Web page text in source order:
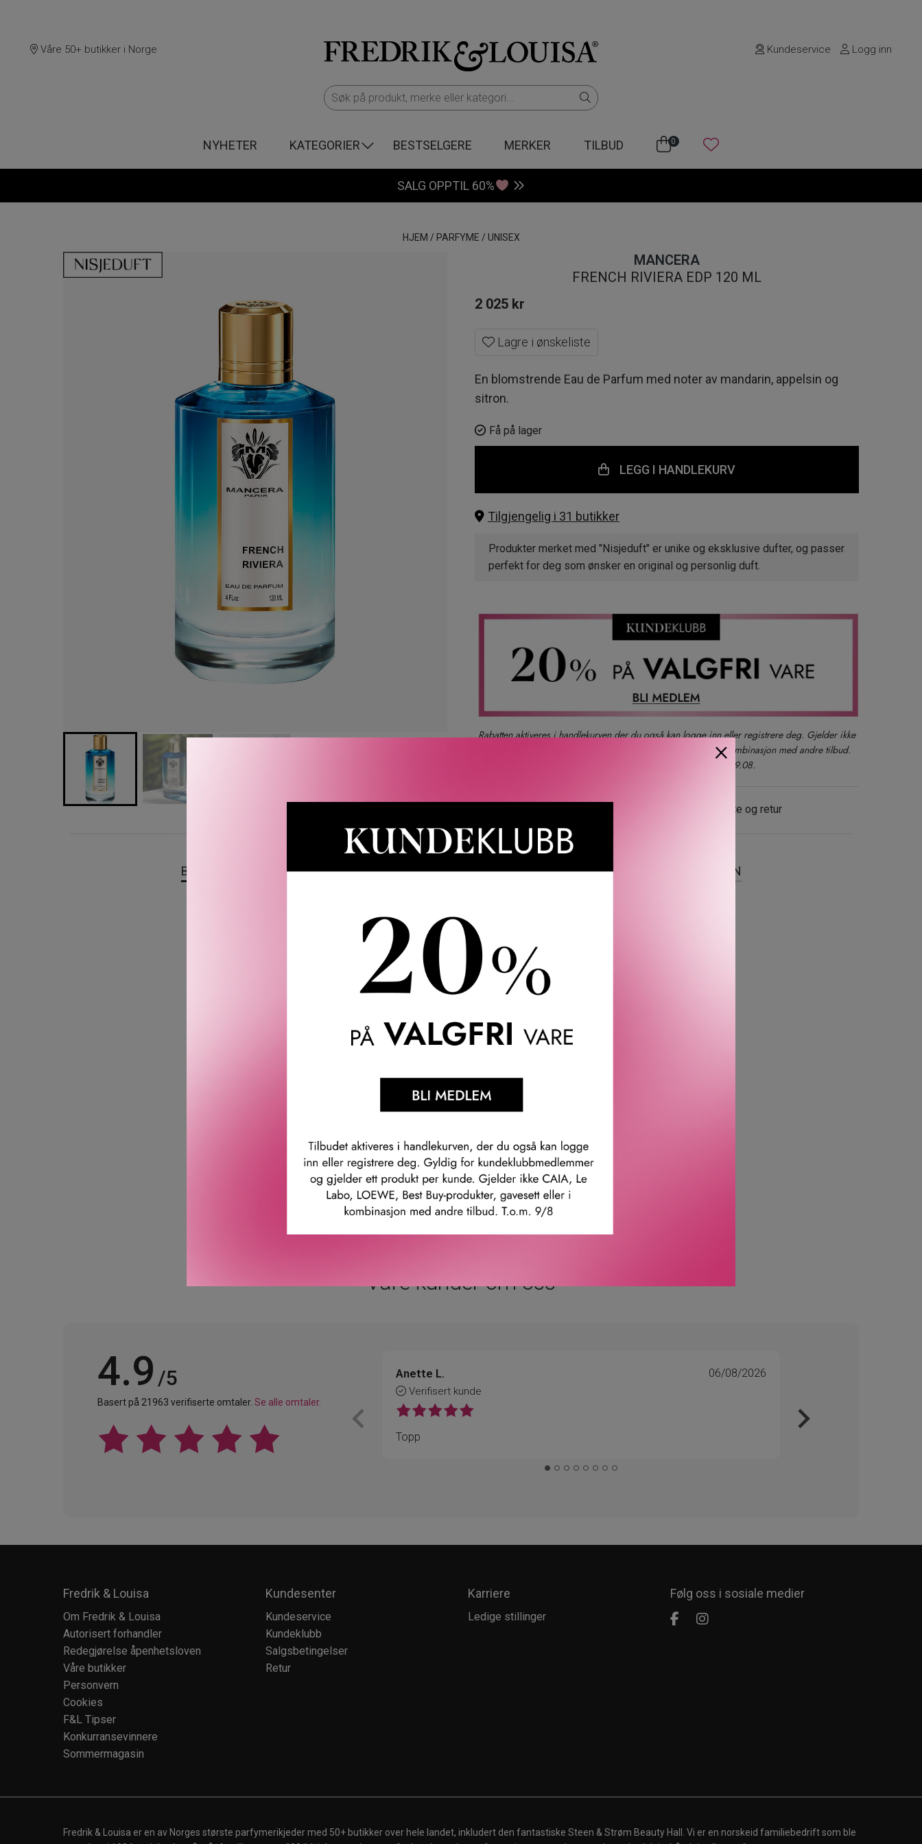
Våre 50+ butikker i Norge Kundeservice Logg inn
NYHETER KATEGORIER BESTSELGERE MERKER TILBUD 0
SALG OPPTIL 60%
HJEM / PARFYME / UNISEX
MANCERA
FRENCH RIVIERA EDP 120 ML
2 025 kr
Lagre i ønskeliste
En blomstrende Eau de Parfum med noter av mandarin, appelsin og
sitron.
Få på lager
LEGG I HANDLEKURV
Tilgjengelig i 31 butikker
Produkter merket med "Nisjeduft" er unike og eksklusive dufter, og passer
perfekt for deg som ønsker en original og personlig duft.
Rabatten aktiveres i handlekurven der du også kan logge inn eller registrere deg. Gjelder ikke
CAIA, Le Labo, LOEWE, Best Buy-produkter, gavesett eller i kombinasjon med andre tilbud.
Gjelder kun ett kjøp per kunde t.o.m. 09.08.
Gratis bytte og retur
BESKRIVELSE OMTALER SPØRSMÅL & SVAR SLIK GJØR DU INGREDIENSER OM MERKEVAREN
inviterer seg inn på kystlinjen badet i middelhavssolen.
Den franske rivieraen er en invitasjon til «farniente», når hjertet legger seg og tiden står stille. Følelsene til
skaperen og hans datter som er forelsket i denne landstripen mellom havet og fjellene. Det er en deling av livets
tåler tidens tann. I et unikt samarbeid mellom en far og hans datter orkestrerer Mancera en visuell og olfaktorisk
dans som tar deg med på en reise til utkanten av fjerntliggende land der myter blir født og fremtiden blir tegnet.
Leverandørs artikkelnummer: man94230
Våre kunder om oss
4.9 /5
Basert på 21963 verifiserte omtaler. Se alle omtaler.
Anette L.
Verifisert kunde
06/08/2026
Topp
Fredrik & Louisa
Om Fredrik & Louisa
Autorisert forhandler
Redegjørelse åpenhetsloven
Våre butikker
Personvern
Cookies
F&L Tipser
Konkurransevinnere
Sommermagasin
Kundesenter
Kundeservice
Kundeklubb
Salgsbetingelser
Retur
Karriere
Ledige stillinger
Følg oss i sosiale medier
Fredrik & Louisa er en av Norges største parfymerikjeder med 50+ butikker over hele landet, inkludert den fantastiske Steen & Strøm Beauty Hall. Vi er en norskeid familiebedrift som ble
×